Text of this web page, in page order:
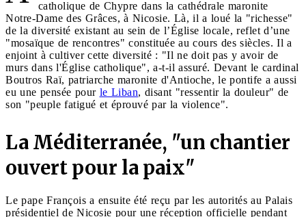
catholique de Chypre dans la cathédrale maronite
Notre-Dame des Grâces, à Nicosie. Là, il a loué la "richesse"
de la diversité existant au sein de l’Église locale, reflet d’une
"mosaïque de rencontres" constituée au cours des siècles. Il a
enjoint à cultiver cette diversité : "Il ne doit pas y avoir de
murs dans l'Église catholique", a-t-il assuré. Devant le cardinal
Boutros Raï, patriarche maronite d'Antioche, le pontife a aussi
eu une pensée pour le Liban, disant "ressentir la douleur" de
son "peuple fatigué et éprouvé par la violence".
La Méditerranée, "un chantier
ouvert pour la paix"
Le pape François a ensuite été reçu par les autorités au Palais
présidentiel de Nicosie pour une réception officielle pendant